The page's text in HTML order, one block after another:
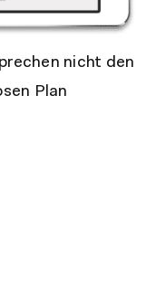
nicht den
Plan